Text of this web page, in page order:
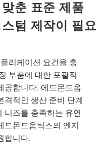
춘 표준 제품
텀 제작이 필요
리케이션 요건을 충
부품에 대한 포괄적
공합니다. 에드몬드옵
격적인 생산 준비 단계
니즈를 충족하는 유연
드몬드옵틱스의 엔지
합니다.